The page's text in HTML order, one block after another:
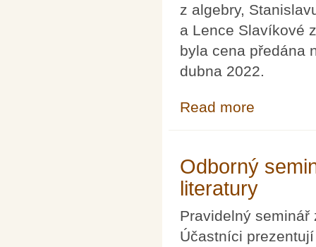
z algebry,
a Lence Slavíkové
byla cena předána
dubna 2022.
Read more
Odborný
literatury
Pravidelný
Účastníci